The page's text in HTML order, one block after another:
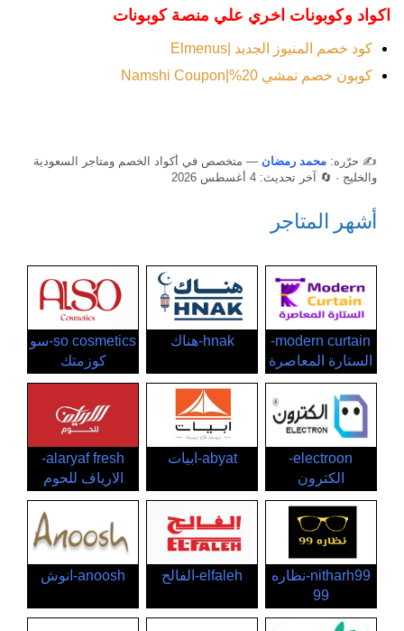
اكواد وكوبونات اخري علي منصة كوبونات
كود خصم المنيوز الجديد |Elmenus
كوبون خصم نمشي 20%|Namshi Coupon
✍️ حرّره: محمد رمضان — متخصص في أكواد الخصم ومتاجر السعودية
والخليج · 🔄 آخر تحديث: 4 أغسطس 2026
أشهر المتاجر
modern curtain-
الستارة المعاصرة
hnak-هناك
so cosmetics-سو
كوزمتك
electroon-
الكترون
abyat-ابيات
alaryaf fresh-
الارياف للحوم
nitharh99-نظاره
99
elfaleh-الفالح anoosh-انوش